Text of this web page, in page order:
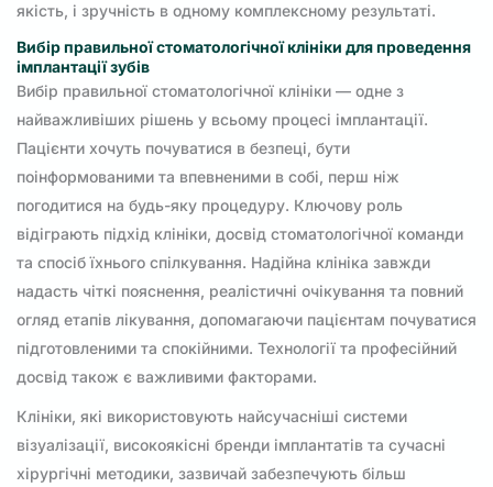
якість, і зручність в одному комплексному результаті.
Вибір правильної стоматологічної клініки для проведення
імплантації зубів
Вибір правильної стоматологічної клініки — одне з
найважливіших рішень у всьому процесі імплантації.
Пацієнти хочуть почуватися в безпеці, бути
поінформованими та впевненими в собі, перш ніж
погодитися на будь-яку процедуру. Ключову роль
відіграють підхід клініки, досвід стоматологічної команди
та спосіб їхнього спілкування. Надійна клініка завжди
надасть чіткі пояснення, реалістичні очікування та повний
огляд етапів лікування, допомагаючи пацієнтам почуватися
підготовленими та спокійними. Технології та професійний
досвід також є важливими факторами.
Клініки, які використовують найсучасніші системи
візуалізації, високоякісні бренди імплантатів та сучасні
хірургічні методики, зазвичай забезпечують більш